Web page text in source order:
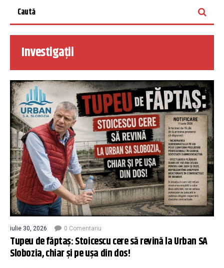
Investigații
iulie 30, 2026 0 Comentariu
Tupeu de făptaș: Stoicescu cere să revină la Urban SA
Slobozia, chiar și pe ușa din dos!